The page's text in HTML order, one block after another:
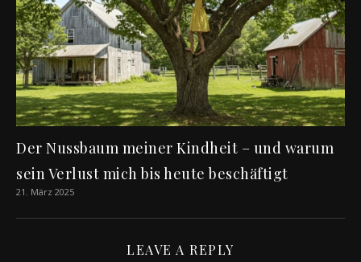
Der Nussbaum meiner Kindheit – und warum
sein Verlust mich bis heute beschäftigt
21. März 2025
LEAVE A REPLY